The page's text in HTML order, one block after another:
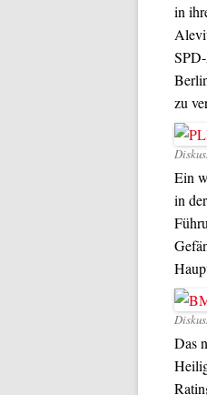
in
zu
Ein
in
Das